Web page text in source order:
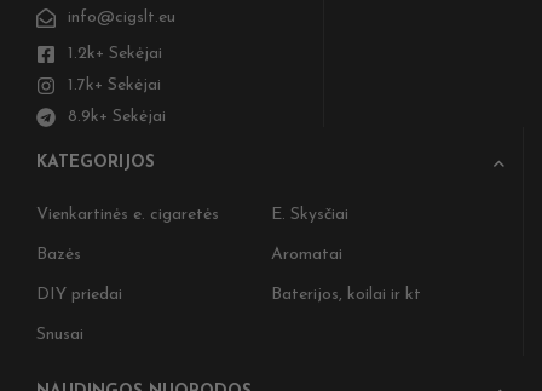
info@cigslt.eu
1.2k+ Sekėjai
1.7k+ Sekėjai
8.9k+ Sekėjai
KATEGORIJOS
Vienkartinės e. cigaretės E. Skysčiai
Bazės Aromatai
DIY priedai Baterijos, koilai ir kt
Snusai